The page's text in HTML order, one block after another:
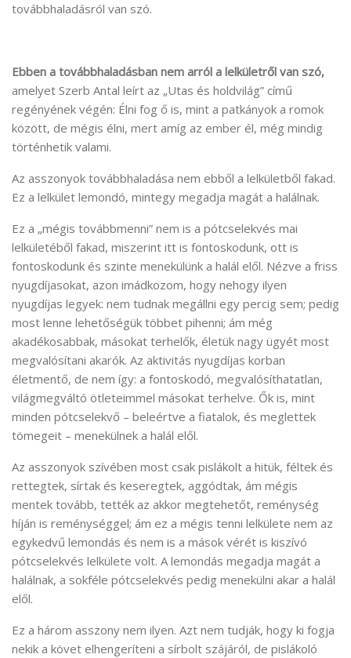
továbbhaladásról van szó.
Ebben a továbbhaladásban nem arról a lelkületről van szó,
amelyet Szerb Antal leírt az „Utas és holdvilág” című
regényének végén: Élni fog ő is, mint a patkányok a romok
között, de mégis élni, mert amíg az ember él, még mindig
történhetik valami.
Az asszonyok továbbhaladása nem ebből a lelkületből fakad.
Ez a lelkület lemondó, mintegy megadja magát a halálnak.
Ez a „mégis továbbmenni” nem is a pótcselekvés mai
lelkületéből fakad, miszerint itt is fontoskodunk, ott is
fontoskodunk és szinte menekülünk a halál elől. Nézve a friss
nyugdíjasokat, azon imádkozom, hogy nehogy ilyen
nyugdíjas legyek: nem tudnak megállni egy percig sem; pedig
most lenne lehetőségük többet pihenni; ám még
akadékosabbak, másokat terhelők, életük nagy ügyét most
megvalósítani akarók. Az aktivitás nyugdíjas korban
életmentő, de nem így: a fontoskodó, megvalósíthatatlan,
világmegváltó ötleteimmel másokat terhelve. Ők is, mint
minden pótcselekvő – beleértve a fiatalok, és meglettek
tömegeit – menekülnek a halál elől.
Az asszonyok szívében most csak pislákolt a hitük, féltek és
rettegtek, sírtak és keseregtek, aggódtak, ám mégis
mentek tovább, tették az akkor megtehetőt, reménység
híján is reménységgel; ám ez a mégis tenni lelkülete nem az
egykedvű lemondás és nem is a mások vérét is kiszívó
pótcselekvés lelkülete volt. A lemondás megadja magát a
halálnak, a sokféle pótcselekvés pedig menekülni akar a halál
elől.
Ez a három asszony nem ilyen. Azt nem tudják, hogy ki fogja
nekik a követ elhengeríteni a sírbolt szájáról, de pislákoló